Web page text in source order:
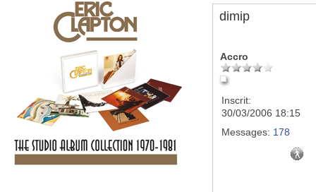
dimip
Accro
Inscrit:
30/03/2006 18:15
Messages: 178